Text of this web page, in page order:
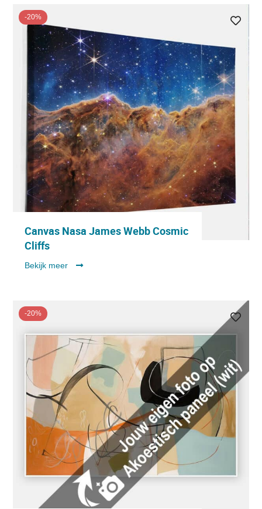
-20%
Canvas Nasa James Webb Cosmic
Cliffs
Bekijk meer
-20%